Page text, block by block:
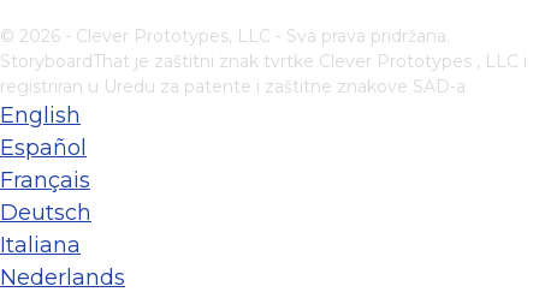
© 2026 - Clever Prototypes, LLC - Sva prava pridržana.
StoryboardThat je zaštitni znak tvrtke Clever Prototypes , LLC i
registriran u Uredu za patente i zaštitne znakove SAD-a
English
Español
Français
Deutsch
Italiana
Nederlands